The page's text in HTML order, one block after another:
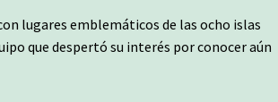
lugares emblemáticos de las ocho islas
que despertó su interés por conocer aún